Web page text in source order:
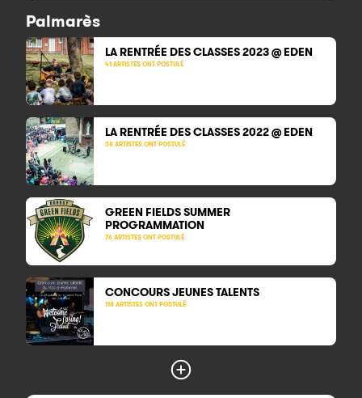
Palmarès
LA RENTRÉE DES CLASSES 2023 @ EDEN
41 ARTISTES ONT POSTULÉ
LA RENTRÉE DES CLASSES 2022 @ EDEN
38 ARTISTES ONT POSTULÉ
GREEN FIELDSSUMMER
PROGRAMMATION
76 ARTISTES ONT POSTULÉ
CONCOURSJEUNES TALENTS
118 ARTISTES ONT POSTULÉ